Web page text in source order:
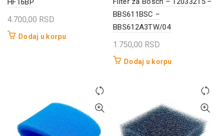
HF16BP
4.700,00 RSD
Dodaj u korpu
BBS611BSC –
BBS612A3TW/04
1.750,00 RSD
Dodaj u korpu